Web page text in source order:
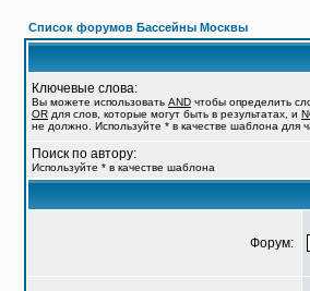
Список форумов Бассейны Москвы
Ключевые слова:
Вы можете использовать AND чтобы определить
OR для слов, которые могут быть в результатах, и
не должно. Используйте * в качестве шаблона для
Поиск по автору:
Используйте * в качестве шаблона
Форум: